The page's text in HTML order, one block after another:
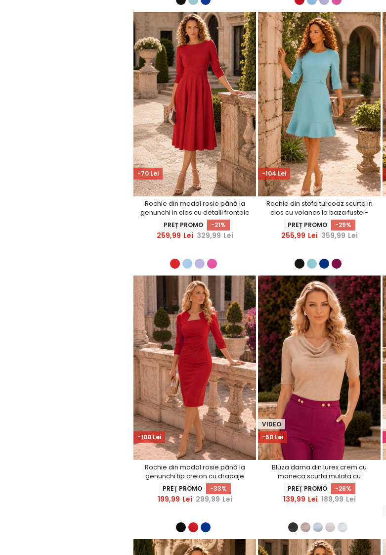
-70 Lei
Rochie din modal rosie până la
genunchi in clos cu detalii frontale
- StarShinerS
PREȚ PROMO -21%
259,99 Lei 329,99 Lei
-104 Lei
Rochie din stofa turcoaz scurta in
clos cu volanas la baza fustei-
StarShinerS
PREȚ PROMO -29%
255,99 Lei 359,99 Lei
-100 Lei
Rochie din modal rosie până la
genunchi tip creion cu drapaje
laterale- StarShinerS
PREȚ PROMO -33%
199,99 Lei 299,99 Lei
-50 Lei
VIDEO
Bluza dama din lurex crem cu
maneca scurta mulata cu
decolteu cazut - StarShinerS
PREȚ PROMO -26%
139,99 Lei 189,99 Lei